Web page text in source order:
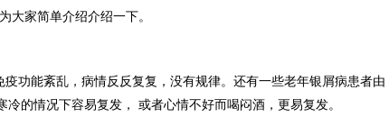
大家简单介绍介绍一下。
功能紊乱，病情反反复复，没有规律。还有一些老年银屑病患者由
的情况下容易复发， 或者心情不好而喝闷酒，更易复发。